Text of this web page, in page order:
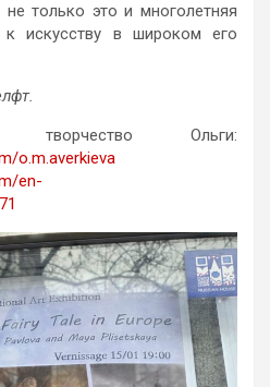
только это и многолетняя
искусству в широком его
творчество Ольги:
o.m.averkieva
en-